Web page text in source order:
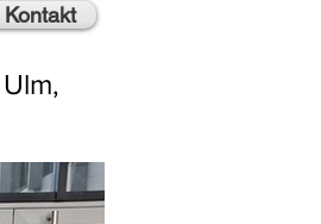
Kontakt